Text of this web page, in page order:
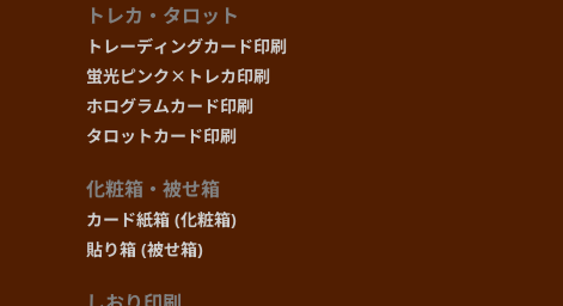
トレカ・タロット
トレーディングカード印刷
蛍光ピンク×トレカ印刷
ホログラムカード印刷
タロットカード印刷
化粧箱・被せ箱
カード紙箱 (化粧箱)
貼り箱 (被せ箱)